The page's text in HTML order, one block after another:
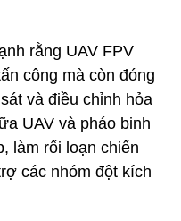
rằng UAV FPV
công mà còn đóng
và điều chỉnh hỏa
UAV và pháo binh
làm rối loạn chiến
các nhóm đột kích